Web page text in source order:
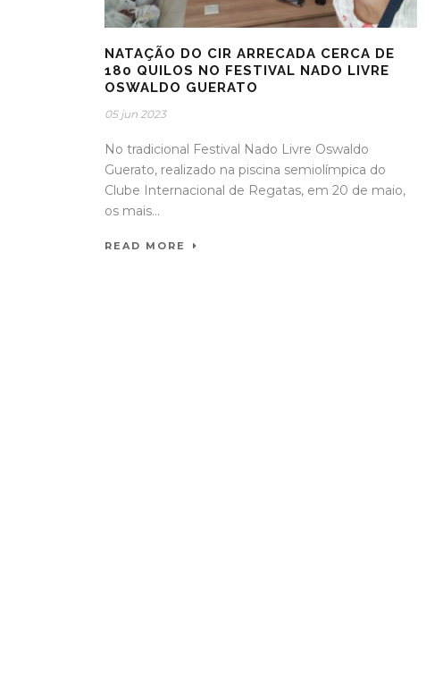
NATAÇÃO DO CIR ARRECADA CERCA DE
180 QUILOS NO FESTIVAL NADO LIVRE
OSWALDO GUERATO
05 jun 2023
No tradicional Festival Nado Livre Oswaldo
Guerato, realizado na piscina semiolímpica do
Clube Internacional de Regatas, em 20 de maio,
os mais...
READ MORE